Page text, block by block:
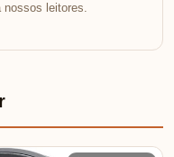
nossos leitores.